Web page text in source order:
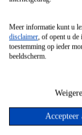
Vrijstaande
Vrijstaande
Inbouw
Inbouw
Kookplaat
Meer informatie kunt u
disclaimer, of opent u
toestemming op ieder
beeldscherm.
Accepteer